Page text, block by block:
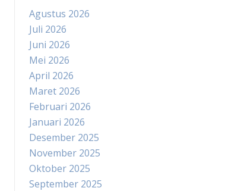
Agustus 2026
Juli 2026
Juni 2026
Mei 2026
April 2026
Maret 2026
Februari 2026
Januari 2026
Desember 2025
November 2025
Oktober 2025
September 2025